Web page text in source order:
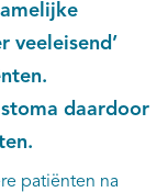
veeleisend’
daardoor
patiënten na